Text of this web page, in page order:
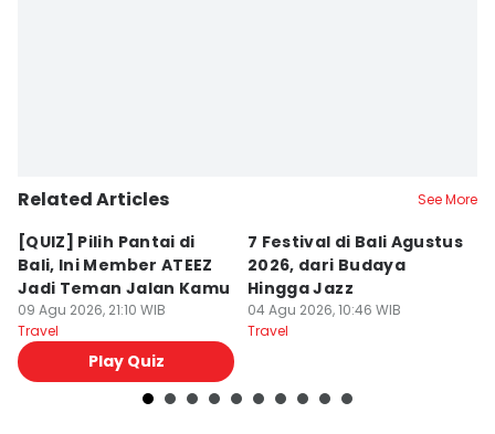
Related Articles See More
[QUIZ] Pilih Pantai di
Bali, Ini Member ATEEZ
Jadi Teman Jalan Kamu
09 Agu 2026, 21:10 WIB
Travel
Play Quiz
7 Festival di Bali Agustus
2026, dari Budaya
Hingga Jazz
04 Agu 2026, 10:46 WIB
Travel